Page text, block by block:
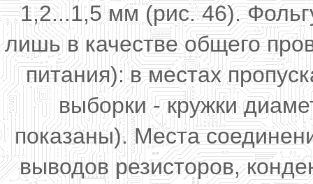
1,2...1,5 мм (рис. 46).
лишь в качестве общего
питания): в местах
выборки - кружки
показаны). Места
выводов резисторов,